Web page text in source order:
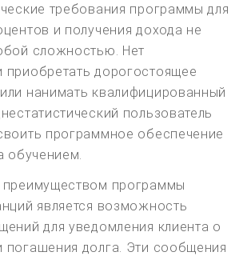
требования программы для
и получения дохода не
сложностью. Нет
приобретать дорогостоящее
нанимать квалифицированный
пользователь
программное обеспечение
обучением.
преимуществом программы
является возможность
для уведомления клиента о
погашения долга. Эти сообщения